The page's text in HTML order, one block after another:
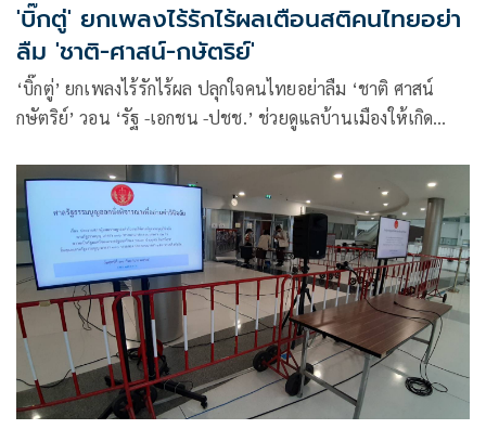
'บิ๊กตู่' ยกเพลงไร้รักไร้ผลเตือนสติคนไทยอย่า
ลืม 'ชาติ-ศาสน์-กษัตริย์'
‘บิ๊กตู่’ ยกเพลงไร้รักไร้ผล ปลุกใจคนไทยอย่าลืม ‘ชาติ ศาสน์
กษัตริย์’ วอน ‘รัฐ -เอกชน -ปชช.’ ช่วยดูแลบ้านเมืองให้เกิด
ลับมาร่วมกันทำสิ่งที่ถูกต้องดีงาม